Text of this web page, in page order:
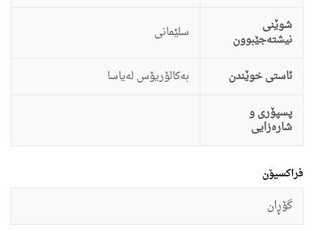
شوێنی
نیشتەجێبوون سلێمانی
ئاستى خوێندن
به‌كالۆریۆس له‌یاسا
پسپۆری و
شارەزایی
فراکسیۆن
گۆڕان